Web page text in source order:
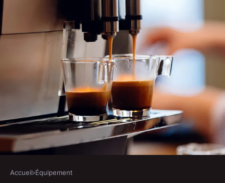
ÉQUIPEMENT
Accueil›Équipement